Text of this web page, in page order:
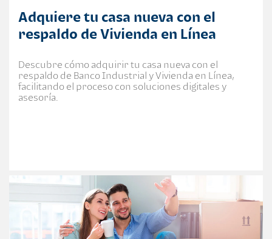
Adquiere tu casa nueva con el
respaldo de Vivienda en Línea
Descubre cómo adquirir tu casa nueva con el
respaldo de Banco Industrial y Vivienda en Línea,
facilitando el proceso con soluciones digitales y
asesoría.